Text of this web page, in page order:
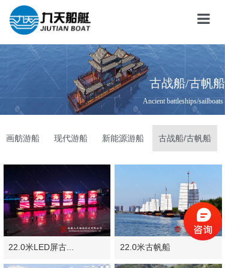
首页
关
产
新
古战船/古帆船
Ancient battleships/sailboats
画舫游船 现代游船 新能源游船 古战船/古帆船
22.0米LED屏古... 22.0米古帆船